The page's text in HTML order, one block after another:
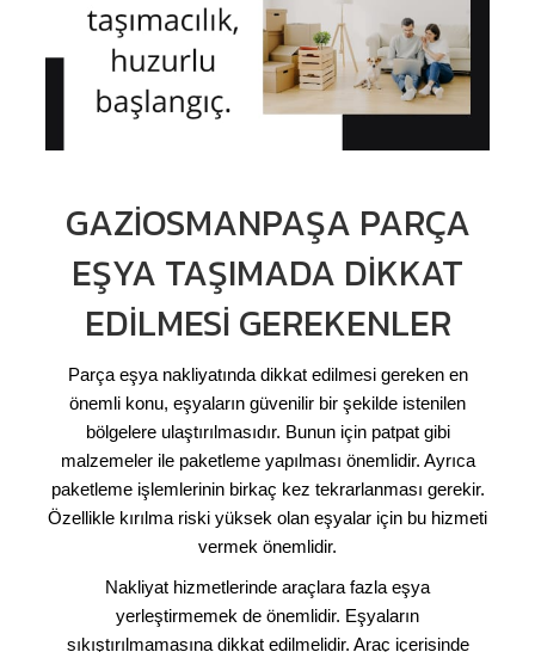
GAZIOSMANPAŞA PARÇA
EŞYA TAŞIMADA DIKKAT
EDILMESI GEREKENLER
Parça eşya nakliyatında dikkat edilmesi gereken en
önemli konu, eşyaların güvenilir bir şekilde istenilen
bölgelere ulaştırılmasıdır. Bunun için patpat gibi
malzemeler ile paketleme yapılması önemlidir. Ayrıca
paketleme işlemlerinin birkaç kez tekrarlanması gerekir.
Özellikle kırılma riski yüksek olan eşyalar için bu hizmeti
vermek önemlidir.
Nakliyat hizmetlerinde araçlara fazla eşya
yerleştirmemek de önemlidir. Eşyaların
sıkıştırılmamasına dikkat edilmelidir. Araç içerisinde